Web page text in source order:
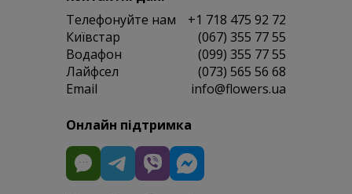
Телефонуйте нам
+1 718 475 92 72
Київстар
(067) 355 77 55
Водафон
(099) 355 77 55
Лайфсел
(073) 565 56 68
Email
info@flowers.ua
Онлайн підтримка